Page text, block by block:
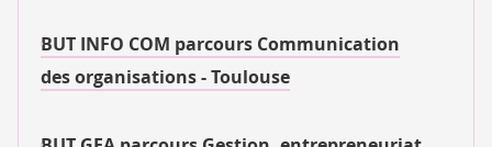
BUT INFO COM parcours Communication
des organisations - Toulouse